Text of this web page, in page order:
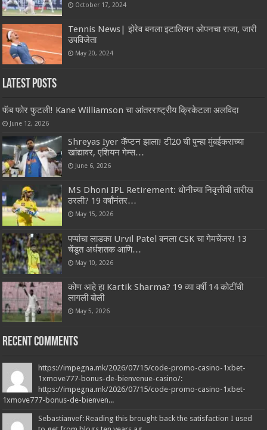
October 17, 2024
Tennis News| झेरेव बनला इटालियन ओपनचा राजा, जारी
उपविजेता
May 20, 2024
Latest Posts
फॅब फोर फुटली! Kane Williamson चा आंतरराष्ट्रीय क्रिकेटला अलविदा
June 12, 2026
Shreyas Iyer कॅप्टन झाला! टी20 ची पुन्हा मुंबईकराच्या
खांद्यावर, एशियन गेम्स…
June 6, 2026
MS Dhoni IPL Retirement: धोनीच्या निवृत्तीची तारीख
ठरली? 19 वर्षांनंतर…
May 15, 2026
पप्पांचा लाडका Urvil Patel बनला CSK चा गेमचेंजर! 13
चेंडूत अर्धशतक आणि…
May 10, 2026
कोण आहे हा Kartik Sharma? 19 व्या वर्षी 14 कोटींची
लागली बोली
May 5, 2026
Recent Comments
https://impegna.mk/2026/07/15/code-promo-casino-1xbet-
1xmove777-bonus-de-bienvenue-casino/:
https://impegna.mk/2026/07/15/code-promo-casino-1xbet-
1xmove777-bonus-de-bienven...
Sebastianvef: Reading this brought back the satisfaction I used